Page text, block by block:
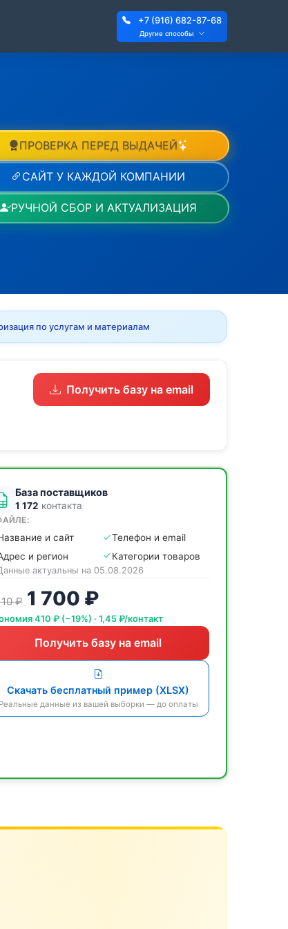
+7 (916) 682-87-68
Другие способы
ПРОВЕРКА ПЕРЕД ВЫДАЧЕЙ
САЙТ У КАЖДОЙ КОМПАНИИ
РУЧНОЙ СБОР И АКТУАЛИЗАЦИЯ
по услугам и материалам
Получить базу на email
База поставщиков
1 172 контакта
и сайт
Телефон и email
и регион
Категории товаров
актуальны на 05.08.2026
₽ 1 700 ₽
410 ₽ (−19%) · 1,45 ₽/контакт
Получить базу на email
Скачать бесплатный пример (XLSX)
Реальные данные из вашей выборки — до оплаты